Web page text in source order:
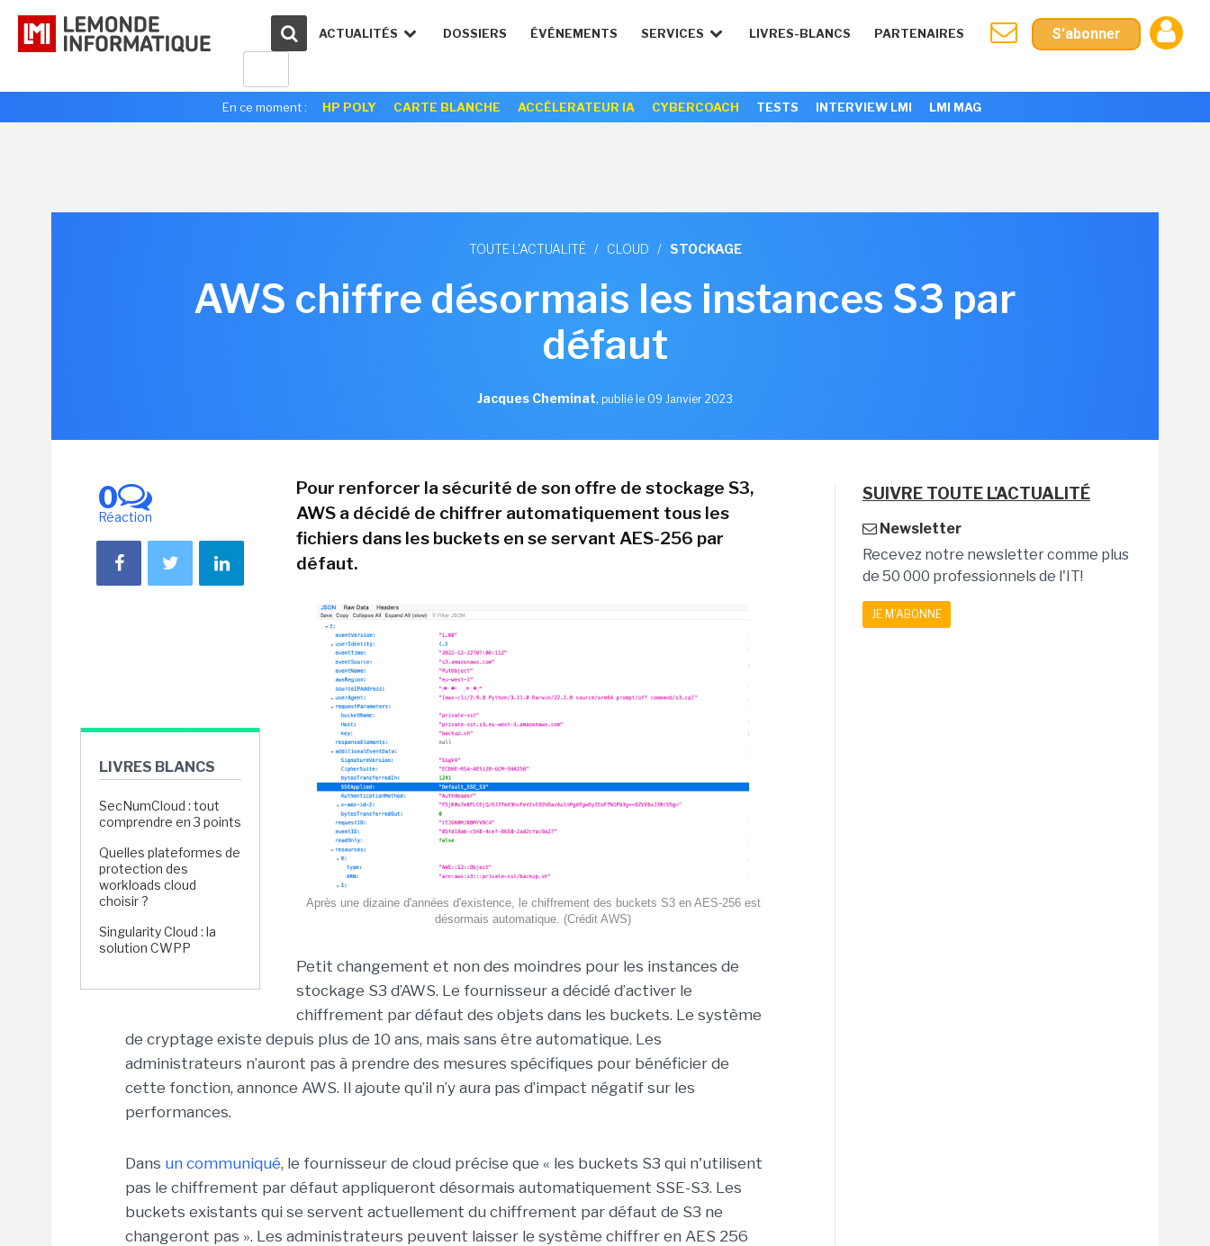
ACTUALITÉS DOSSIERS ÉVÉNEMENTS SERVICES LIVRES-BLANCS PARTENAIRES S'abonner
En ce moment : HP POLY CARTE BLANCHE ACCÉLERATEUR IA CYBERCOACH TESTS INTERVIEW LMI LMI MAG
TOUTE L'ACTUALITÉ / CLOUD / STOCKAGE
AWS chiffre désormais les instances S3 par
défaut
Jacques Cheminat, publié le 09 Janvier 2023
0
Réaction
LIVRES BLANCS
SecNumCloud : tout
comprendre en 3 points
Quelles plateformes de
protection des
workloads cloud
choisir ?
Singularity Cloud : la
solution CWPP
Pour renforcer la sécurité de son offre de stockage S3,
AWS a décidé de chiffrer automatiquement tous les
fichiers dans les buckets en se servant AES-256 par
défaut.
Après une dizaine d'années d'existence, le chiffrement des buckets S3 en AES-256 est
désormais automatique. (Crédit AWS)
Petit changement et non des moindres pour les instances de
stockage S3 d’AWS. Le fournisseur a décidé d’activer le
chiffrement par défaut des objets dans les buckets. Le système
de cryptage existe depuis plus de 10 ans, mais sans être automatique. Les
administrateurs n’auront pas à prendre des mesures spécifiques pour bénéficier de
cette fonction, annonce AWS. Il ajoute qu’il n’y aura pas d’impact négatif sur les
performances.
Dans un communiqué, le fournisseur de cloud précise que « les buckets S3 qui n'utilisent
pas le chiffrement par défaut appliqueront désormais automatiquement SSE-S3. Les
buckets existants qui se servent actuellement du chiffrement par défaut de S3 ne
changeront pas ». Les administrateurs peuvent laisser le système chiffrer en AES 256
SUIVRE TOUTE L'ACTUALITÉ
Newsletter
Recevez notre newsletter comme plus
de 50 000 professionnels de l'IT!
JE M'ABONNE